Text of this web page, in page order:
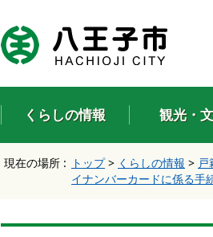
ン
タ
ー
キ
ナ
ビ
ョ
くらしの情報 観光・
現在の場所 : トップ> くらしの情報 > 戸
イナンバーカードに係る手